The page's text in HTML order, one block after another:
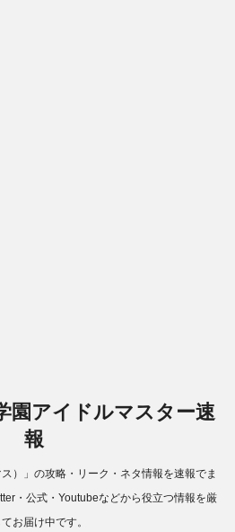
園アイドルマスター速
報
）」の攻略・リーク・ネタ情報を速報でま
・公式・Youtubeなどから役立つ情報を厳
お届け中です。